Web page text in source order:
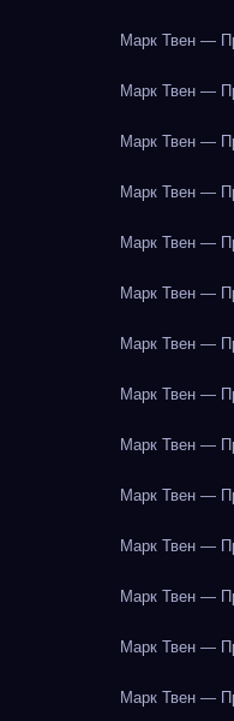
Марк Твен —
Марк Твен —
Марк Твен —
Марк Твен —
Марк Твен —
Марк Твен —
Марк Твен —
Марк Твен —
Марк Твен —
Марк Твен —
Марк Твен —
Марк Твен —
Марк Твен —
Марк Твен —